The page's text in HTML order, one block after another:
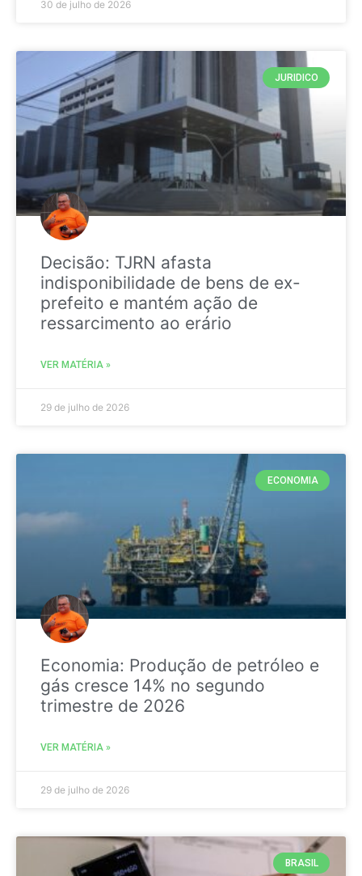
30 de julho de 2026
JURIDICO
Decisão: TJRN afasta
indisponibilidade de bens de ex-
prefeito e mantém ação de
ressarcimento ao erário
VER MATÉRIA »
29 de julho de 2026
ECONOMIA
Economia: Produção de petróleo e
gás cresce 14% no segundo
trimestre de 2026
VER MATÉRIA »
29 de julho de 2026
BRASIL